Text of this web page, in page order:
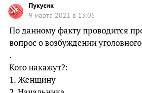
Пукусик
9 марта 2021 в 13:05
По данному факту проводится
вопрос о возбуждении
.
Кого накажут?:
1. Женщину